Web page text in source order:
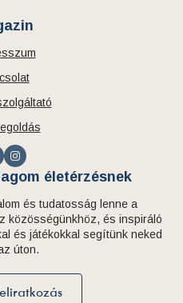
életérzésnek
és tudatosság lenne a
közösségünkhöz, és inspiráló
és játékokkal segítünk neked
úton.